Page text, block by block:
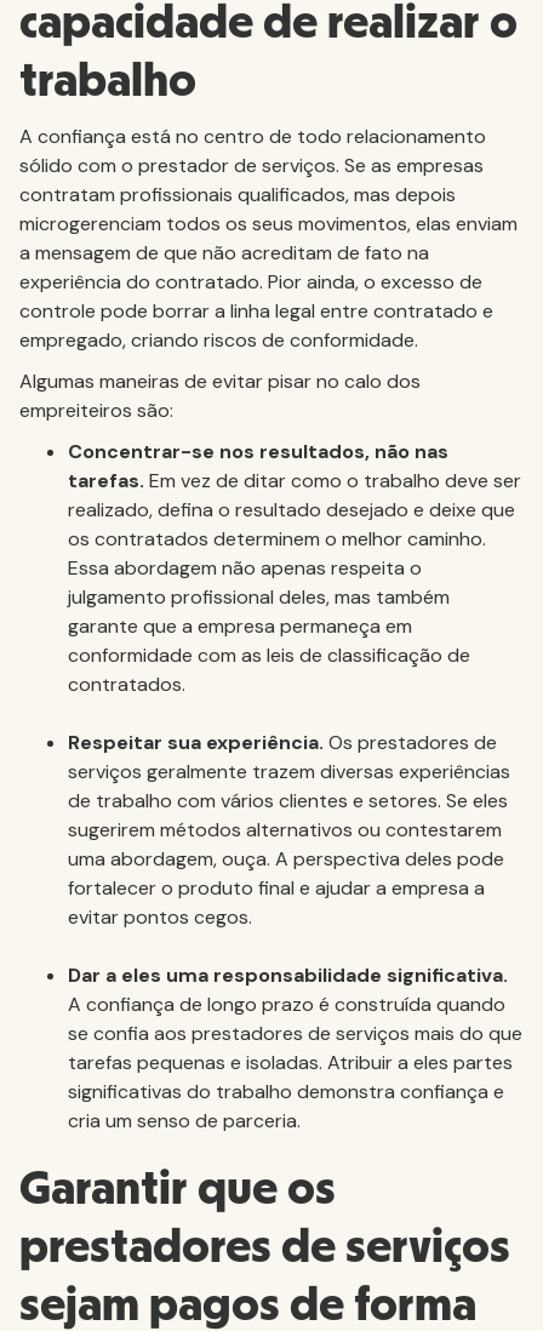
capacidade de realizar o
trabalho
A confiança está no centro de todo relacionamento
sólido com o prestador de serviços. Se as empresas
contratam profissionais qualificados, mas depois
microgerenciam todos os seus movimentos, elas enviam
a mensagem de que não acreditam de fato na
experiência do contratado. Pior ainda, o excesso de
controle pode borrar a linha legal entre contratado e
empregado, criando riscos de conformidade.
Algumas maneiras de evitar pisar no calo dos
empreiteiros são:
Concentrar-se nos resultados, não nas
tarefas. Em vez de ditar como o trabalho deve ser
realizado, defina o resultado desejado e deixe que
os contratados determinem o melhor caminho.
Essa abordagem não apenas respeita o
julgamento profissional deles, mas também
garante que a empresa permaneça em
conformidade com as leis de classificação de
contratados.
Respeitar sua experiência. Os prestadores de
serviços geralmente trazem diversas experiências
de trabalho com vários clientes e setores. Se eles
sugerirem métodos alternativos ou contestarem
uma abordagem, ouça. A perspectiva deles pode
fortalecer o produto final e ajudar a empresa a
evitar pontos cegos.
Dar a eles uma responsabilidade significativa.
A confiança de longo prazo é construída quando
se confia aos prestadores de serviços mais do que
tarefas pequenas e isoladas. Atribuir a eles partes
significativas do trabalho demonstra confiança e
cria um senso de parceria.
Garantir que os
prestadores de serviços
sejam pagos de forma